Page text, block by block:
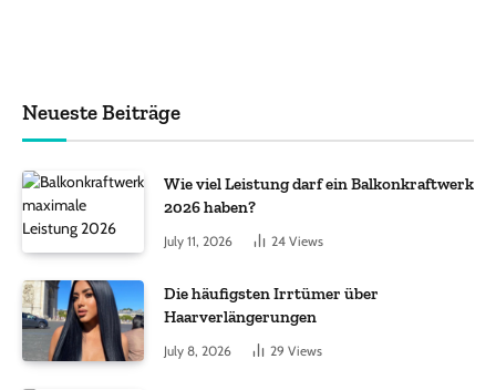
Neueste Beiträge
Wie viel Leistung darf ein Balkonkraftwerk
2026 haben?
July 11, 2026 24 Views
Die häufigsten Irrtümer über
Haarverlängerungen
July 8, 2026 29 Views